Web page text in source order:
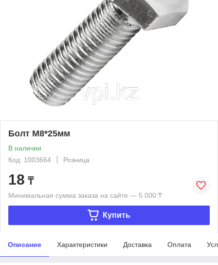
Болт М8*25мм
В наличии
Код: 1003664
Розница
18 ₸
Минимальная сумма заказа на сайте — 5 000 ₸
Купить
Описание Характеристики Доставка Оплата